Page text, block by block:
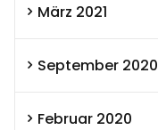
März 2021
September 2020
Februar 2020